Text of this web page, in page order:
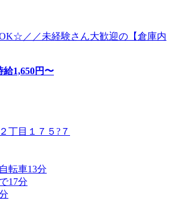
／／未経験さん大歓迎の【倉庫内
給1,650円〜
丁目１７５?７
転車13分
17分